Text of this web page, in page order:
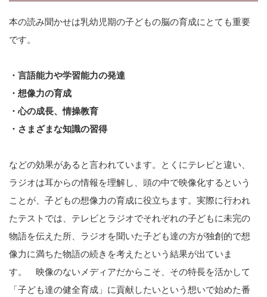
本の読み聞かせは乳幼児期の子どもの脳の育成にとても重要
です。
・言語能力や学習能力の発達
・想像力の育成
・心の成長、情操教育
・さまざまな知識の習得
などの効果があると言われています。とくにテレビと違い、
ラジオは耳からの情報を理解し、頭の中で映像化するという
ことが、子どもの想像力の育成に役立ちます。実際に行われ
たテストでは、テレビとラジオでそれぞれの子どもに未完の
物語を伝えた所、ラジオを聞いた子ども達の方が独創的で想
像力に満ちた物語の続きを考えたという結果が出ていま
す。 映像のないメディアだからこそ、その特長を活かして
「子ども達の健全育成」に貢献したいという想いで始めた番